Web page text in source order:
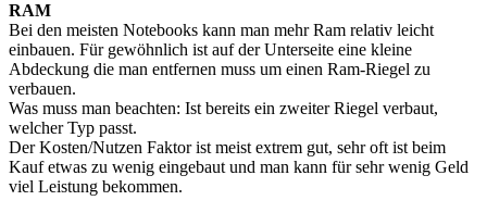
RAM
Bei den meisten Notebooks kann man mehr Ram relativ leicht
einbauen. Für gewöhnlich ist auf der Unterseite eine kleine
Abdeckung die man entfernen muss um einen Ram-Riegel zu
verbauen.
Was muss man beachten: Ist bereits ein zweiter Riegel verbaut,
welcher Typ passt.
Der Kosten/Nutzen Faktor ist meist extrem gut, sehr oft ist beim
Kauf etwas zu wenig eingebaut und man kann für sehr wenig Geld
viel Leistung bekommen.